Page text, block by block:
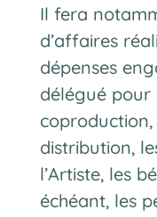
Il fera
d’affaires
dépenses
délégué pour
distribution,
l’Artiste, les
échéant, les